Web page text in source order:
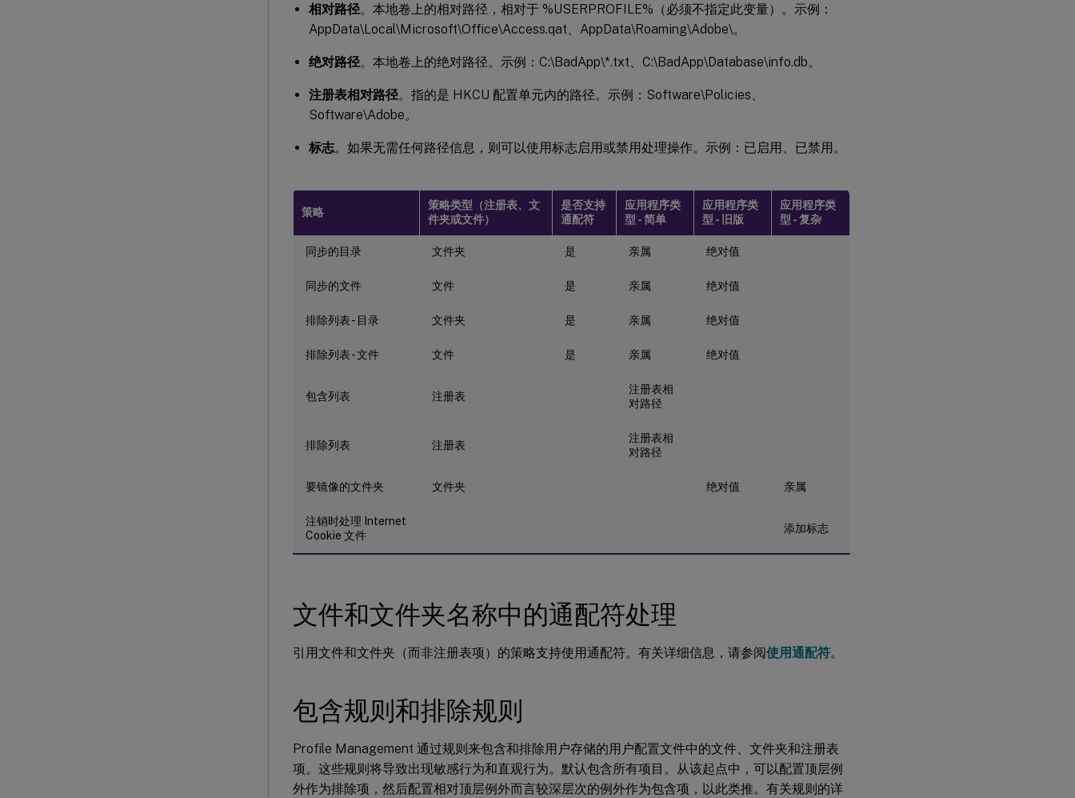
相对路径。本地卷上的相对路径，相对于 %USERPROFILE%（必须不指定此变量）。示例：
AppData\Local\Microsoft\Office\Access.qat、AppData\Roaming\Adobe\。
绝对路径。本地卷上的绝对路径。示例：C:\BadApp\*.txt、C:\BadApp\Database\info.db。
注册表相对路径。指的是 HKCU 配置单元内的路径。示例：Software\Policies、
Software\Adobe。
标志。如果无需任何路径信息，则可以使用标志启用或禁用处理操作。示例：已启用、已禁用。
策略
策略类型（注册表、文
件夹或文件）
是否支持
通配符
应用程序类
型 - 简单
应用程序类
型 - 旧版
应用程序类
型 - 复杂
同步的目录 文件夹 是 亲属 绝对值
同步的文件 文件 是 亲属 绝对值
排除列表 - 目录 文件夹 是 亲属 绝对值
排除列表 - 文件 文件 是 亲属 绝对值
包含列表 注册表
注册表相
对路径
排除列表 注册表
注册表相
对路径
要镜像的文件夹 文件夹 绝对值 亲属
注销时处理 Internet
Cookie 文件
添加标志
文件和文件夹名称中的通配符处理
引用文件和文件夹（而非注册表项）的策略支持使用通配符。有关详细信息，请参阅使用通配符。
包含规则和排除规则
Profile Management 通过规则来包含和排除用户存储的用户配置文件中的文件、文件夹和注册表
项。这些规则将导致出现敏感行为和直观行为。默认包含所有项目。从该起点中，可以配置顶层例
外作为排除项，然后配置相对顶层例外而言较深层次的例外作为包含项，以此类推。有关规则的详